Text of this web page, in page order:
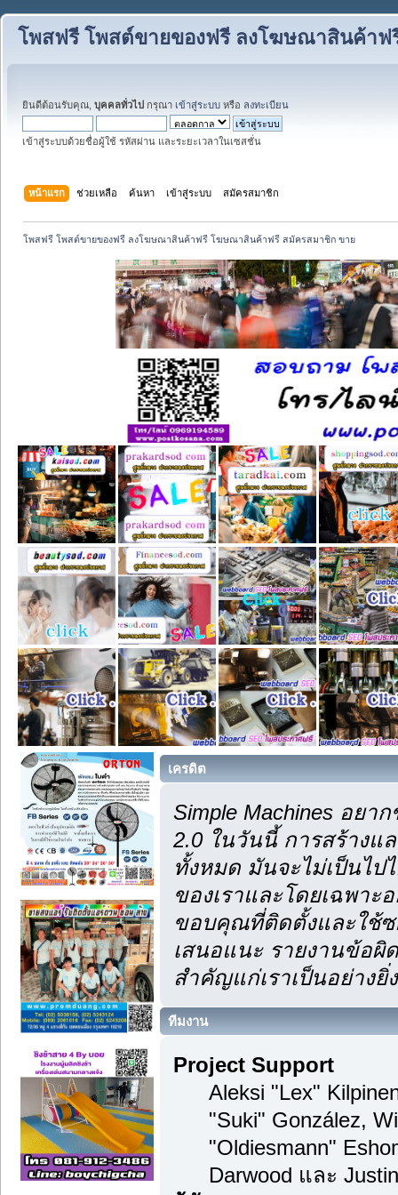
โพสฟรี โพสต์ขายของฟรี ลงโฆษณาสินค้า
ยินดีต้อนรับคุณ, บุคคลทั่วไป กรุณา เข้าสู่ระบบ หรือ ลงทะเบียน
เข้าสู่ระบบด้วยชื่อผู้ใช้ รหัสผ่าน และระยะเวลาในเซสชั่น
หน้าแรก ช่วยเหลือ ค้นหา เข้าสู่ระบบ สมัครสมาชิก
โพสฟรี โพสต์ขายของฟรี ลงโฆษณาสินค้าฟรี โฆษณาสินค้าฟรี สมัครสมาชิก ขาย
เครดิต
Simple Machines อย
2.0 ในวันนี้ การสร้างแ
ทั้งหมด มันจะไม่เป็นไป
ของเราและโดยเฉพาะ
ขอบคุณที่ติดตั้งและใช้ซ
เสนอแนะ รายงานข้อผิ
สำคัญแก่เราเป็นอย่างยิ่ง
ทีมงาน
Project Support
Aleksi "Lex"
"Suki" González,
"Oldiesmann"
Darwood และ